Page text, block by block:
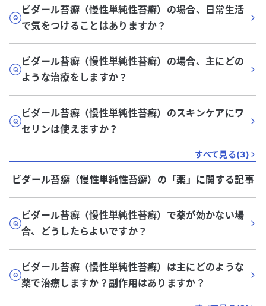
ビダール苔癬（慢性単純性苔癬）の場合、日常生活
で気をつけることはありますか？
ビダール苔癬（慢性単純性苔癬）の場合、主にどの
ような治療をしますか？
ビダール苔癬（慢性単純性苔癬）のスキンケアにワ
セリンは使えますか？
すべて見る(3)
ビダール苔癬（慢性単純性苔癬） の「薬 」に関する記事
ビダール苔癬（慢性単純性苔癬）で薬が効かない場
合、どうしたらよいですか？
ビダール苔癬（慢性単純性苔癬）は主にどのような
薬で治療しますか？副作用はありますか？